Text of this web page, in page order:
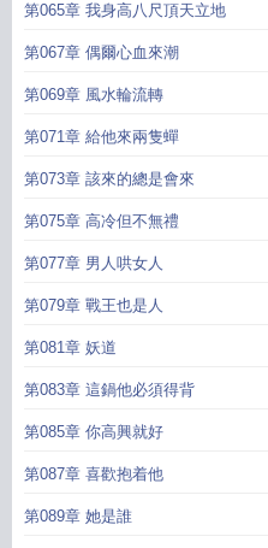
第065章 我身高八尺頂天立地
第067章 偶爾心血來潮
第069章 風水輪流轉
第071章 給他來兩隻蟬
第073章 該來的總是會來
第075章 高冷但不無禮
第077章 男人哄女人
第079章 戰王也是人
第081章 妖道
第083章 這鍋他必須得背
第085章 你高興就好
第087章 喜歡抱着他
第089章 她是誰